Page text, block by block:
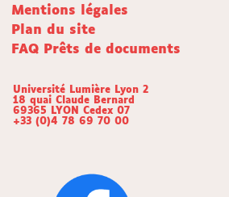
Mentions légales
Plan du site
FAQ Prêts de documents
Université Lumière Lyon 2
18 quai Claude Bernard
69365 LYON Cedex 07
+33 (0)4 78 69 70 00